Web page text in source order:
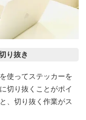
り抜き
使ってステッカーを
切り抜くことがポイ
、切り抜く作業がス